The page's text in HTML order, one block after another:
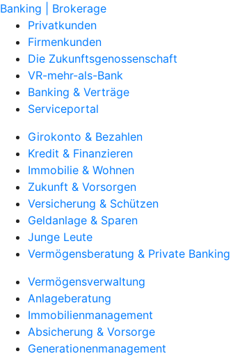
Banking | Brokerage
Privatkunden
Firmenkunden
Die Zukunftsgenossenschaft
VR-mehr-als-Bank
Banking & Verträge
Serviceportal
Girokonto & Bezahlen
Kredit & Finanzieren
Immobilie & Wohnen
Zukunft & Vorsorgen
Versicherung & Schützen
Geldanlage & Sparen
Junge Leute
Vermögensberatung & Private Banking
Vermögensverwaltung
Anlageberatung
Immobilienmanagement
Absicherung & Vorsorge
Generationenmanagement